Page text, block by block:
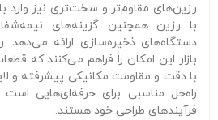
رزین‌های مقاوم‌تر و سخت‌تری نیز وارد
با رزین همچنین گزینه‌های
دستگاه‌های ذخیره‌سازی ارائه
بازار این امکان را فراهم می‌کنند که
با دقت و مقاومت مکانیکی پیشرفته و
راه‌حل مناسبی برای حرفه‌ای‌هایی
فرآیندهای طراحی خود هستند.